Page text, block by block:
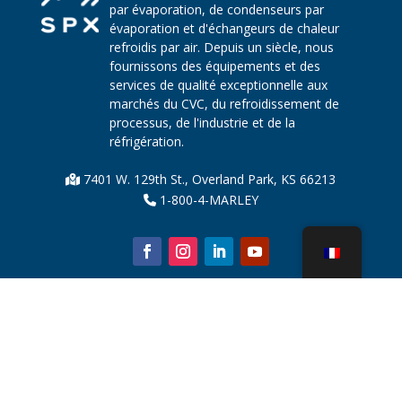
par évaporation, de condenseurs par
évaporation et d'échangeurs de chaleur
refroidis par air. Depuis un siècle, nous
fournissons des équipements et des
services de qualité exceptionnelle aux
marchés du CVC, du refroidissement de
processus, de l'industrie et de la
réfrigération.
7401 W. 129th St., Overland Park, KS 66213
1-800-4-MARLEY